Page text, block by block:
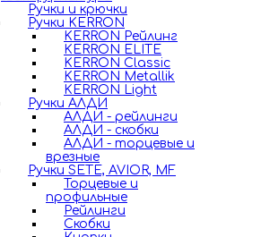
Ручки и крючки
Ручки KERRON
KERRON Рейлинг
KERRON ELITE
KERRON Classic
KERRON Metallik
KERRON Light
Ручки АЛДИ
АЛДИ - рейлинги
АЛДИ - скобки
АЛДИ - торцевые и
врезные
Ручки SETE, AVIOR, MF
Торцевые и
профильные
Рейлинги
Скобки